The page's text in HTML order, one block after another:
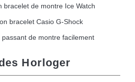
bracelet de montre Ice Watch
bracelet Casio G-Shock
passant de montre facilement
Horloger